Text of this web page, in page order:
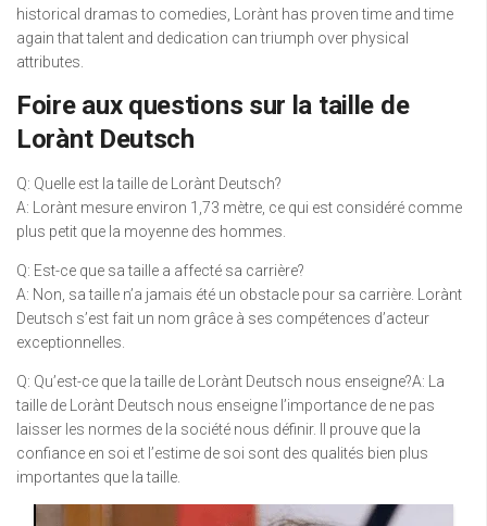
historical dramas to comedies, Lorànt has proven time and time
again that talent and dedication can triumph over physical
attributes.
Foire aux questions sur la taille de
Lorànt Deutsch
Q: Quelle est la taille de Lorànt Deutsch?
A: Lorànt mesure environ 1,73 mètre, ce qui est considéré comme
plus petit que la moyenne des hommes.
Q: Est-ce que sa taille a affecté sa carrière?
A: Non, sa taille n’a jamais été un obstacle pour sa carrière. Lorànt
Deutsch s’est fait un nom grâce à ses compétences d’acteur
exceptionnelles.
Q: Qu’est-ce que la taille de Lorànt Deutsch nous enseigne?A: La
taille de Lorànt Deutsch nous enseigne l’importance de ne pas
laisser les normes de la société nous définir. Il prouve que la
confiance en soi et l’estime de soi sont des qualités bien plus
importantes que la taille.